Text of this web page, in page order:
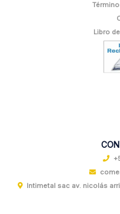
Libro
Intimetal sac av. nicolás